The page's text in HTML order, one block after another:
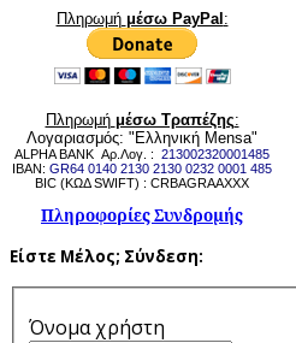
Πληρωμή μέσω PayPal:
Πληρωμή μέσω Τραπέζης:
Λογαριασμός: "Ελληνική Mensa"
ALPHA BANK Αρ.Λογ. : 213002320001485
IBAN: GR64 0140 2130 2130 0232 0001 485
BIC (ΚΩΔ SWIFT) : CRBAGRAAXXX
Πληροφορίες Συνδρομής
Είστε Μέλος; Σύνδεση:
Όνομα χρήστη